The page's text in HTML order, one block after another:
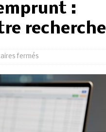
:
recherche
fermés